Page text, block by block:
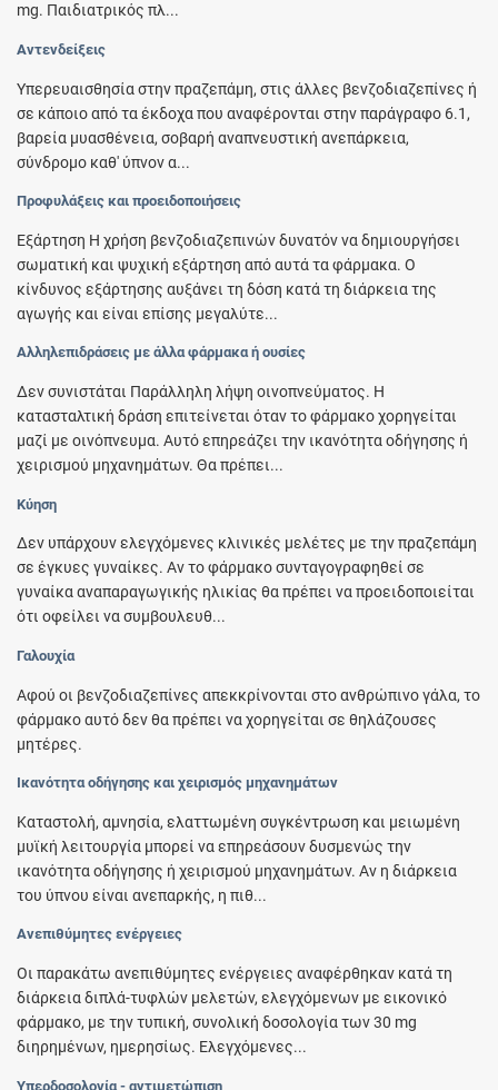
mg. Παιδιατρικός πλ...
Αντενδείξεις
Υπερευαισθησία στην πραζεπάμη, στις άλλες βενζοδιαζεπίνες ή
σε κάποιο από τα έκδοχα που αναφέρονται στην παράγραφο 6.1,
βαρεία μυασθένεια, σοβαρή αναπνευστική ανεπάρκεια,
σύνδρομο καθ' ύπνον α...
Προφυλάξεις και προειδοποιήσεις
Εξάρτηση Η χρήση βενζοδιαζεπινών δυνατόν να δημιουργήσει
σωματική και ψυχική εξάρτηση από αυτά τα φάρμακα. Ο
κίνδυνος εξάρτησης αυξάνει τη δόση κατά τη διάρκεια της
αγωγής και είναι επίσης μεγαλύτε...
Αλληλεπιδράσεις με άλλα φάρμακα ή ουσίες
Δεν συνιστάται Παράλληλη λήψη οινοπνεύματος. Η
κατασταλτική δράση επιτείνεται όταν το φάρμακο χορηγείται
μαζί με οινόπνευμα. Αυτό επηρεάζει την ικανότητα οδήγησης ή
χειρισμού μηχανημάτων. Θα πρέπει...
Κύηση
Δεν υπάρχουν ελεγχόμενες κλινικές μελέτες με την πραζεπάμη
σε έγκυες γυναίκες. Αν το φάρμακο συνταγογραφηθεί σε
γυναίκα αναπαραγωγικής ηλικίας θα πρέπει να προειδοποιείται
ότι οφείλει να συμβουλευθ...
Γαλουχία
Αφού οι βενζοδιαζεπίνες απεκκρίνονται στο ανθρώπινο γάλα, το
φάρμακο αυτό δεν θα πρέπει να χορηγείται σε θηλάζουσες
μητέρες.
Ικανότητα οδήγησης και χειρισμός μηχανημάτων
Καταστολή, αμνησία, ελαττωμένη συγκέντρωση και μειωμένη
μυϊκή λειτουργία μπορεί να επηρεάσουν δυσμενώς την
ικανότητα οδήγησης ή χειρισμού μηχανημάτων. Αν η διάρκεια
του ύπνου είναι ανεπαρκής, η πιθ...
Ανεπιθύμητες ενέργειες
Οι παρακάτω ανεπιθύμητες ενέργειες αναφέρθηκαν κατά τη
διάρκεια διπλά-τυφλών μελετών, ελεγχόμενων με εικονικό
φάρμακο, με την τυπική, συνολική δοσολογία των 30 mg
διηρημένων, ημερησίως. Ελεγχόμενες...
Υπερδοσολογία - αντιμετώπιση